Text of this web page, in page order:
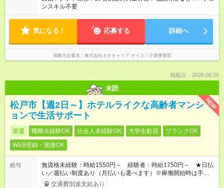
ンスキル不要
気になる！ 応募する 詳細へ
掲載元企業名 株式会社ネオキャリア ナイス！介護事業部
掲載日：2026.08.05
未読
NEW
松戸市【週2日～】ホテルライクな高齢者マンシ
ョンで生活サポート
派遣 職種未経験OK 社会人未経験OK 大学生歓迎
ブランクOK
WEB登録・面接OK
給与
無資格未経験：時給1550円～ 経験者：時給1750円～ ★日払
い／週払い制度あり（月払いも選べます）※稼働開始時は手続き
完了次第のお支払いとなります。
交通費別途支給あり